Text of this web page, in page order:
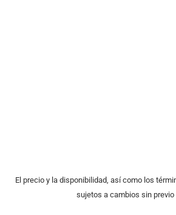
El precio y la disponibilidad, así como los
sujetos a cambios sin previo